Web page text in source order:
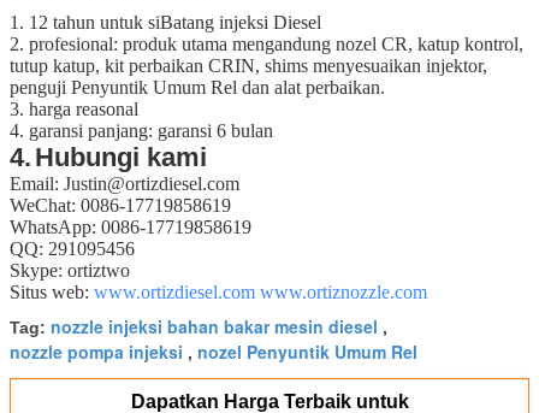
1. 12 tahun untuk siBatang injeksi Diesel
2. profesional: produk utama mengandung nozel CR, katup kontrol,
tutup katup, kit perbaikan CRIN, shims menyesuaikan injektor,
penguji Penyuntik Umum Rel dan alat perbaikan.
3. harga reasonal
4. garansi panjang: garansi 6 bulan
4. Hubungi kami
Email: Justin@ortizdiesel.com
WeChat: 0086-17719858619
WhatsApp: 0086-17719858619
QQ: 291095456
Skype: ortiztwo
Situs web: www.ortizdiesel.com www.ortiznozzle.com
Tag: nozzle injeksi bahan bakar mesin diesel ,
nozzle pompa injeksi , nozel Penyuntik Umum Rel
Dapatkan Harga Terbaik untuk